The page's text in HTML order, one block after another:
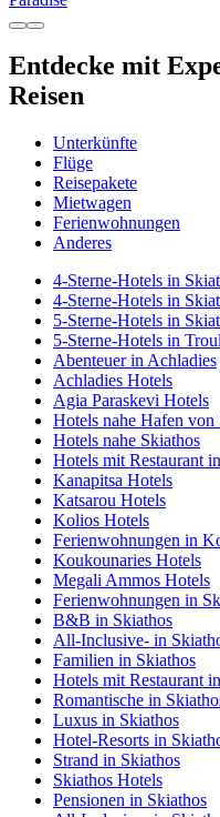
Entdecke mit
Reisen
Unterkünfte
Flüge
Reisepakete
Mietwagen
Ferienwohnungen
Anderes
4-Sterne-Hotels in
4-Sterne-Hotels in
5-Sterne-Hotels in
5-Sterne-Hotels in
Abenteuer in Achladies
Achladies Hotels
Agia Paraskevi Hotels
Hotels nahe Hafen von
Hotels nahe Skiathos
Hotels mit Restaurant
Kanapitsa Hotels
Katsarou Hotels
Kolios Hotels
Ferienwohnungen in
Koukounaries Hotels
Megali Ammos Hotels
Ferienwohnungen in
B&B in Skiathos
All-Inclusive- in
Familien in Skiathos
Hotels mit Restaurant
Romantische in
Luxus in Skiathos
Hotel-Resorts in
Strand in Skiathos
Skiathos Hotels
Pensionen in Skiathos